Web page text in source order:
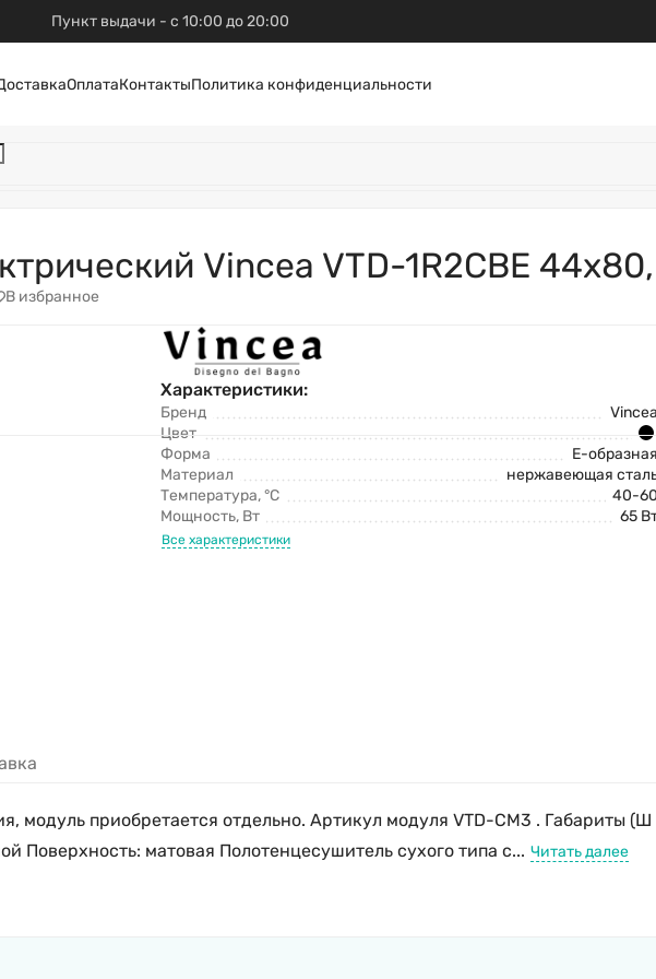
Пункт выдачи - с 10:00 до 20:00
ОплатаКонтактыПолитика конфиденциальности
Vincea VTD-1R2CBE
В избранное
Характеристики:
Бренд
Vincea
Цвет
Форма
Е-образная
Материал
нержавеющая
Температура, °C
40-60
Мощность, Вт
65
Все характеристики
модуль приобретается отдельно. Артикул модуля VTD-CM3 . Габариты
матовая Полотенцесушитель сухого типа с... Читать далее